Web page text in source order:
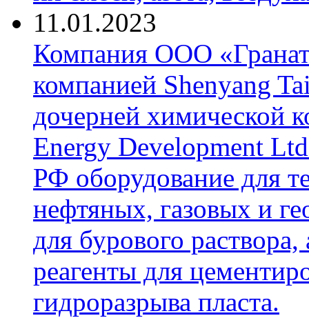
11.01.2023
Компания ООО
компанией Shenyang
дочерней химической
Energy Development
РФ оборудование для
нефтяных, газовых и
для бурового
реагенты для
гидроразрыва пласта.